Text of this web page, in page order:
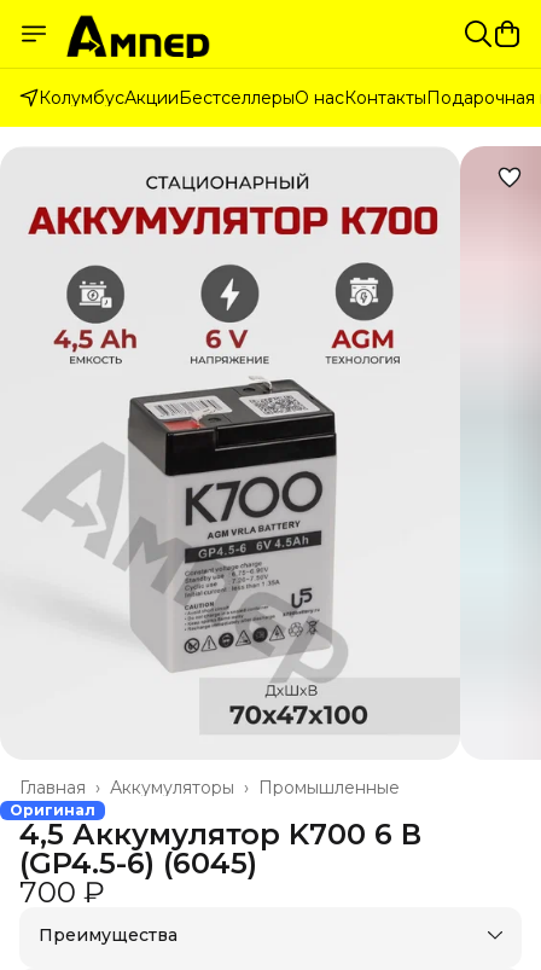
КолумбусАкцииБестселлерыО насКонтактыПодарочная
Промышленные
Аккумуляторы ›
Главная ›
Оригинал
4,5 Аккумулятор K700 6 В
(GP4.5-6) (6045)
700 ₽
Преимущества
Доставка в пункты выдачи или до двери